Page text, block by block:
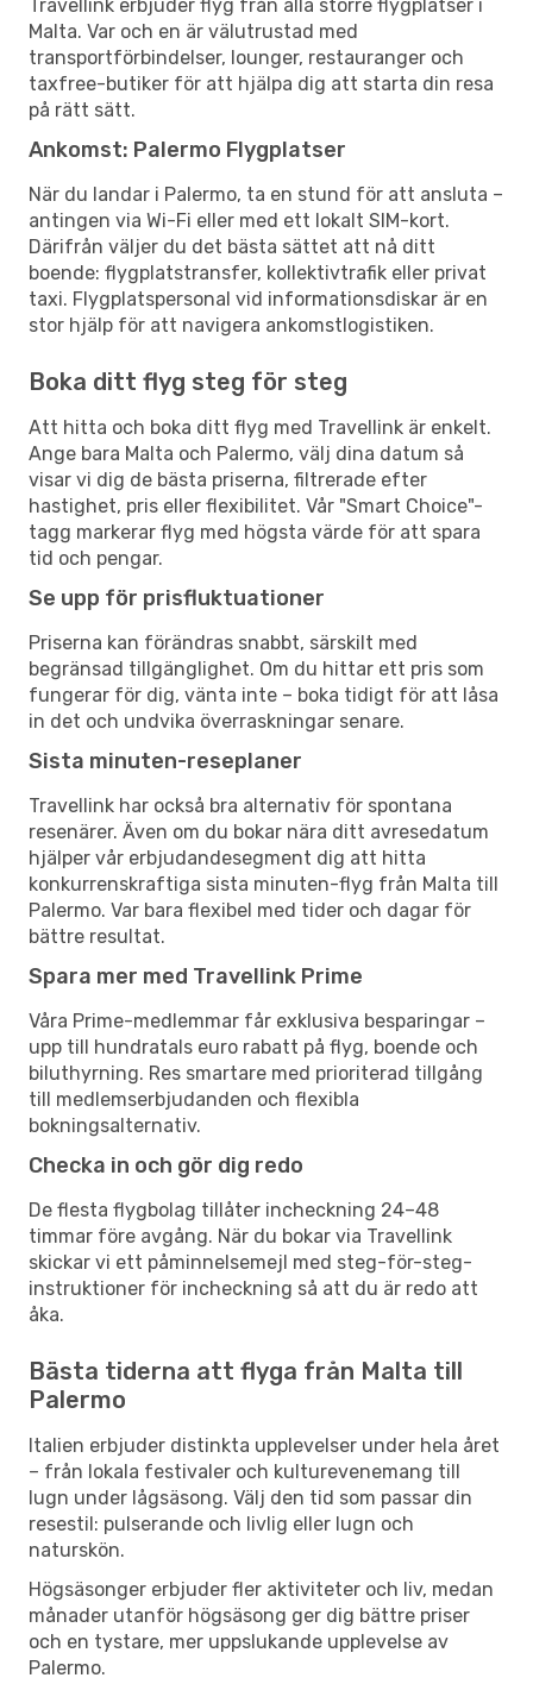
Travellink erbjuder flyg från alla större flygplatser i
Malta. Var och en är välutrustad med
transportförbindelser, lounger, restauranger och
taxfree-butiker för att hjälpa dig att starta din resa
på rätt sätt.
Ankomst: Palermo Flygplatser
När du landar i Palermo, ta en stund för att ansluta –
antingen via Wi-Fi eller med ett lokalt SIM-kort.
Därifrån väljer du det bästa sättet att nå ditt
boende: flygplatstransfer, kollektivtrafik eller privat
taxi. Flygplatspersonal vid informationsdiskar är en
stor hjälp för att navigera ankomstlogistiken.
Boka ditt flyg steg för steg
Att hitta och boka ditt flyg med Travellink är enkelt.
Ange bara Malta och Palermo, välj dina datum så
visar vi dig de bästa priserna, filtrerade efter
hastighet, pris eller flexibilitet. Vår "Smart Choice"-
tagg markerar flyg med högsta värde för att spara
tid och pengar.
Se upp för prisfluktuationer
Priserna kan förändras snabbt, särskilt med
begränsad tillgänglighet. Om du hittar ett pris som
fungerar för dig, vänta inte – boka tidigt för att låsa
in det och undvika överraskningar senare.
Sista minuten-reseplaner
Travellink har också bra alternativ för spontana
resenärer. Även om du bokar nära ditt avresedatum
hjälper vår erbjudandesegment dig att hitta
konkurrenskraftiga sista minuten-flyg från Malta till
Palermo. Var bara flexibel med tider och dagar för
bättre resultat.
Spara mer med Travellink Prime
Våra Prime-medlemmar får exklusiva besparingar –
upp till hundratals euro rabatt på flyg, boende och
biluthyrning. Res smartare med prioriterad tillgång
till medlemserbjudanden och flexibla
bokningsalternativ.
Checka in och gör dig redo
De flesta flygbolag tillåter incheckning 24–48
timmar före avgång. När du bokar via Travellink
skickar vi ett påminnelsemejl med steg-för-steg-
instruktioner för incheckning så att du är redo att
åka.
Bästa tiderna att flyga från Malta till
Palermo
Italien erbjuder distinkta upplevelser under hela året
– från lokala festivaler och kulturevenemang till
lugn under lågsäsong. Välj den tid som passar din
resestil: pulserande och livlig eller lugn och
naturskön.
Högsäsonger erbjuder fler aktiviteter och liv, medan
månader utanför högsäsong ger dig bättre priser
och en tystare, mer uppslukande upplevelse av
Palermo.